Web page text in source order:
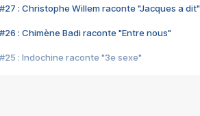
#27 : Christophe Willem raconte "Jacques a dit"
#26 : Chimène Badi raconte "Entre nous"
#25 : Indochine raconte "3e sexe"